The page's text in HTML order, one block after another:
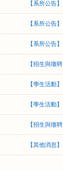
【 系所公告】
【 系所公告】
【 系所公告】
【招生與徵聘
【學生活動】
【學生活動】
【招生與徵聘
【其他消息 】